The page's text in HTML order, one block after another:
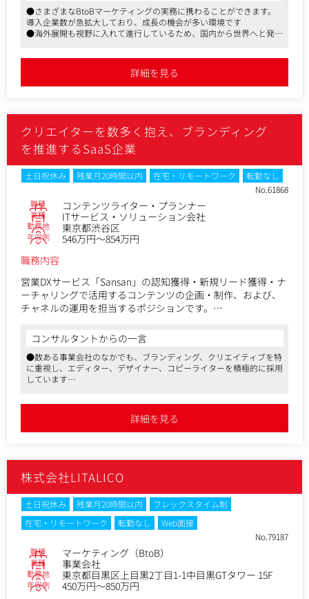
ETL/データ転送・データマート生成・ジョブ管理・データガ
バナンスなどのデータエンジニアリング領域をカバーした、
データ基盤構築・運用の支援SaaSです。あらゆるデータの連
を整備。インサイトを得やすい状況に導きます。
じて、リードの創出・認知拡大を行います。
・イベントプランの策定
－ターゲットの策定
－イベントプランの策定
－スケジュールの計画
・イベント（セミナー、カンファレンス、外部イベント登
壇）に関する業務
－イベント（セミナー、カンファレンス等）の企画・運営
－イベント内容の企画立案・プレゼン資料作成、登壇
－当日の運営、制作管理
－効果測定、予実管理
－次回実行の振り返り
・展示会、外部イベント共催に関する業務
－年間の出展計画の策定
ディレクション業務
－スタンプラリーやミニセッションなど、展示会当日のコ
ンテンツ企画の策定、実行
－当日の運営、現場管理
－Adobe Marketo Engageを活用したメールマーケティン
－イベントマーケにおける予実管理
業務内容（変更の範囲）：会社の定める業務
●さまざまなBtoBマーケティングの実務に携わることができます。
導入企業数が急拡大しており、成長の機会が多い環境です
●海外展開も視野に入れて進行しているため、国内から世界へと発信
詳細を見る
クリエイターを数多く抱え、ブランディング
を推進するSaaS企業
土日祝休み 残業月20時間以内 在宅・リモートワーク
転勤なし
No.61868
職種 コンテンツライター・プランナー
業種 ITサービス・ソリューション会社
勤務地 東京都渋谷区
年収例
546万円～854万円
職務内容
営業DXサービス「Sansan」の認知獲得・新規リード獲得・ナ
ーチャリングで活用するコンテンツの企画・制作、および、
チャネルの運用を担当するポジションです。
▼仕事内容
Web用、メルマガ用のコンテンツ制作
∟当社のサービスの一つである「Sansan」の価値を訴求す
る紹介資料や、さまざまなテーマでのインタビュー記事、調
ナーチャリングチャネルの運用
∟メール文面を執筆し、週に1~2回ナーチャリングメールと
∟1年に1度、当社で主催する大型カンファレンスでのセッ
ション内容の企画・講演者の招請・登壇資料の制作
フロント組織が使用する提案資料の制作
∟フロントメンバーが当社のサービスを提案する際に使用
する資料の制作
自身でコンテンツの企画から構成制作、原稿ライティングな
どを行い、詳細なデザインは社内の別部署と連携することで
コンテンツを制作します。
即戦力として、上記の多岐にわたる業務をお任せします。
コンサルタントからの一言
●数ある事業会社のなかでも、ブランディング、クリエイティブを特
に重視し、エディター、デザイナー、コピーライターを積極的に採用
しています
●マスメディアンからの採用実績があるポジションです。選考状況に
応じたアドバイスができます詳細を見る
株式会社LITALICO
土日祝休み 残業月20時間以内
フレックスタイム制
在宅・リモートワーク
転勤なし
Web面接
No.79187
職種 マーケティング（BtoB）
業種 事業会社
勤務地 東京都目黒区上目黒2丁目1-1中目黒GTタワー 15F
年収例
450万円～850万円